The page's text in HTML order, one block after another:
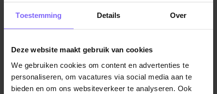
Toestemming Details Over
Deze website maakt gebruik van cookies
We gebruiken cookies om content en advertenties te
personaliseren, om vacatures via social media aan te
bieden en om ons websiteverkeer te analyseren. Ook
andere producten bij klanten. Bezorgers werken vaak
voor koeriersbedrijven, maaltijdbezorgdiensten,
postbedrijven of winkels die leveringen aanbieden.
de vraag naar bezorgers de afgelopen jaren flink
gestegen, en speelt deze rol een belangrijke functie in
het dagelijks leven van veel mensen.